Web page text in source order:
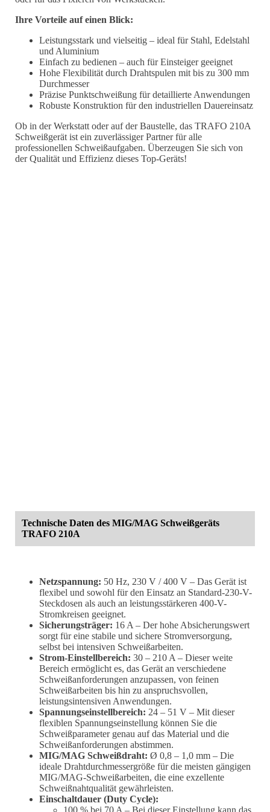
Ihre Vorteile auf einen Blick:
Leistungsstark und vielseitig – ideal für Stahl, Edelstahl
und Aluminium
Einfach zu bedienen – auch für Einsteiger geeignet
Hohe Flexibilität durch Drahtspulen mit bis zu 300 mm
Durchmesser
Präzise Punktschweißung für detaillierte Anwendungen
Robuste Konstruktion für den industriellen Dauereinsatz
Ob in der Werkstatt oder auf der Baustelle, das TRAFO 210A
Schweißgerät ist ein zuverlässiger Partner für alle
professionellen Schweißaufgaben. Überzeugen Sie sich von
der Qualität und Effizienz dieses Top-Geräts!
Technische Daten des MIG/MAG Schweißgeräts
TRAFO 210A
Netzspannung: 50 Hz, 230 V / 400 V – Das Gerät ist
flexibel und sowohl für den Einsatz an Standard-230-V-
Steckdosen als auch an leistungsstärkeren 400-V-
Stromkreisen geeignet.
Sicherungsträger: 16 A – Der hohe Absicherungswert
sorgt für eine stabile und sichere Stromversorgung,
selbst bei intensiven Schweißarbeiten.
Strom-Einstellbereich: 30 – 210 A – Dieser weite
Bereich ermöglicht es, das Gerät an verschiedene
Schweißanforderungen anzupassen, von feinen
Schweißarbeiten bis hin zu anspruchsvollen,
leistungsintensiven Anwendungen.
Spannungseinstellbereich: 24 – 51 V – Mit dieser
flexiblen Spannungseinstellung können Sie die
Schweißparameter genau auf das Material und die
Schweißanforderungen abstimmen.
MIG/MAG Schweißdraht: Ø 0,8 – 1,0 mm – Die
ideale Drahtdurchmessergröße für die meisten gängigen
MIG/MAG-Schweißarbeiten, die eine exzellente
Schweißnahtqualität gewährleisten.
Einschaltdauer (Duty Cycle):